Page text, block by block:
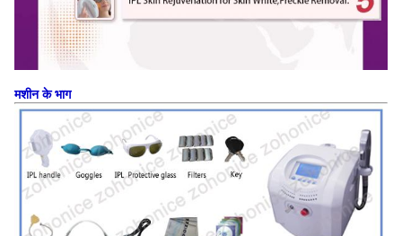
मशीन के भाग